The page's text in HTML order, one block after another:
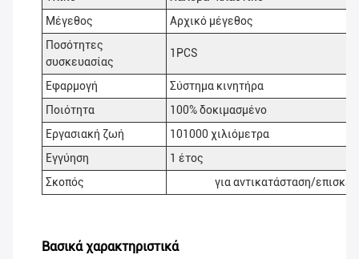
Μέγεθος
Αρχικό μέγεθος
Ποσότητες
συσκευασίας
1PCS
Εφαρμογή
Σύστημα κινητήρα
Ποιότητα
100% δοκιμασμένο
Εργασιακή ζωή
101000 χιλιόμετρα
Εγγύηση
1 έτος
Σκοπός
για αντικατάσταση/
Βασικά χαρακτηριστικά